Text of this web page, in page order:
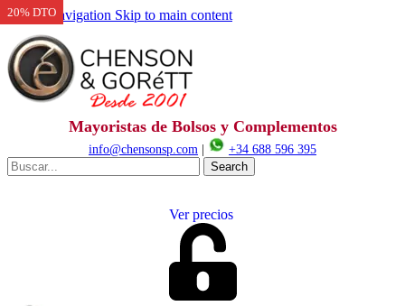
Skip to navigation Skip to main content
Mayoristas de Bolsos y Complementos
info@chensonsp.com
+34 688 596 395
Search
Ver precios
20% DTO